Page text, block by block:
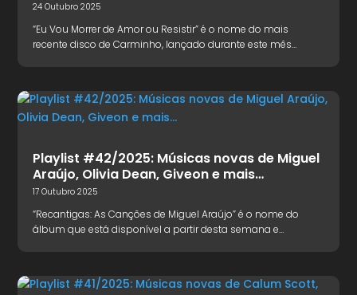
24 Outubro 2025
“Eu Vou Morrer de Amor ou Resistir” é o nome do mais
recente disco de Carminho, lançado durante este mês…
Playlist #42/2025: Músicas novas de Miguel
Araújo, Olivia Dean, Giveon e mais…
17 Outubro 2025
“Recantigas: As Canções de Miguel Araújo” é o nome do
álbum que está disponível a partir desta semana e…